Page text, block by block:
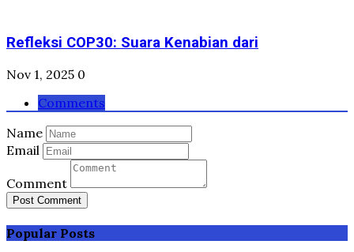
Refleksi COP30: Suara Kenabian dari
Nov 1, 2025 0
Comments
Name
Email
Comment
Post Comment
Popular Posts